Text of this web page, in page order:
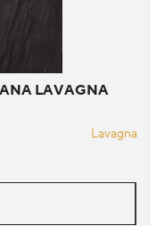
LAVAGNA
Lavagna